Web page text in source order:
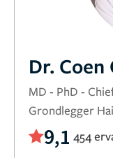
Dr. Coen
MD - PhD -
Grondlegger
9,1 454